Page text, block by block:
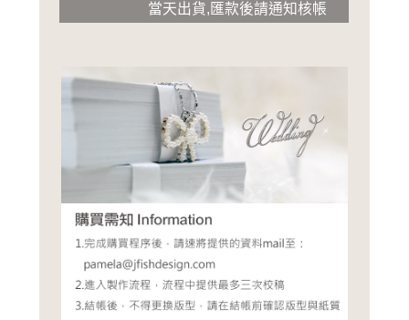
當天出貨,匯款後請通知核帳